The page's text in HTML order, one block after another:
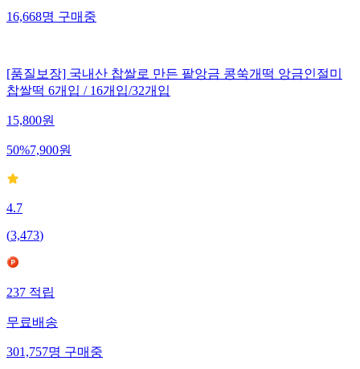
16,668명 구매중
[품질보장] 국내산 찹쌀로 만든 팥앙금 콩쑥개떡 앙금인절미
찹쌀떡 6개입 / 16개입/32개입
15,800원
50%7,900원
4.7
(3,473)
237적립
무료배송
301,757명구매중